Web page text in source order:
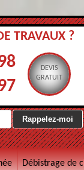
TRAVAUX ?
DEVIS
GRATUIT
Débistrage de